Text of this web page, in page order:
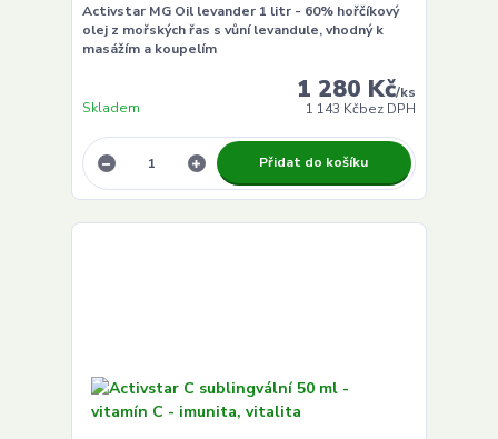
Activstar MG Oil levander 1 litr - 60% hořčíkový
olej z mořských řas s vůní levandule, vhodný k
masážím a koupelím
1 280 Kč/ks
1 143 Kčbez DPH
Skladem
Přidat do košíku